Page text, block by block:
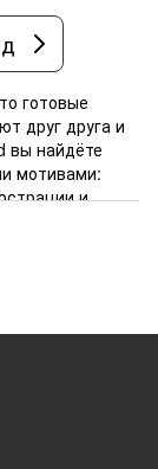
готовые
друг друга и
вы найдёте
мотивами:
и
бумаге и
Кишинёву и